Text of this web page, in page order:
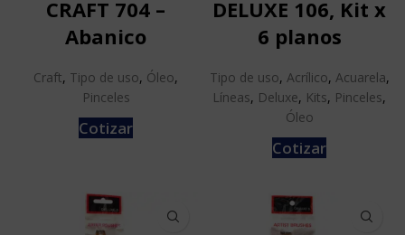
CRAFT 704 –
Abanico
Craft, Tipo de uso, Óleo,
Pinceles
Cotizar
DELUXE 106, Kit x
6 planos
Tipo de uso, Acrílico, Acuarela,
Líneas, Deluxe, Kits, Pinceles,
Óleo
Cotizar